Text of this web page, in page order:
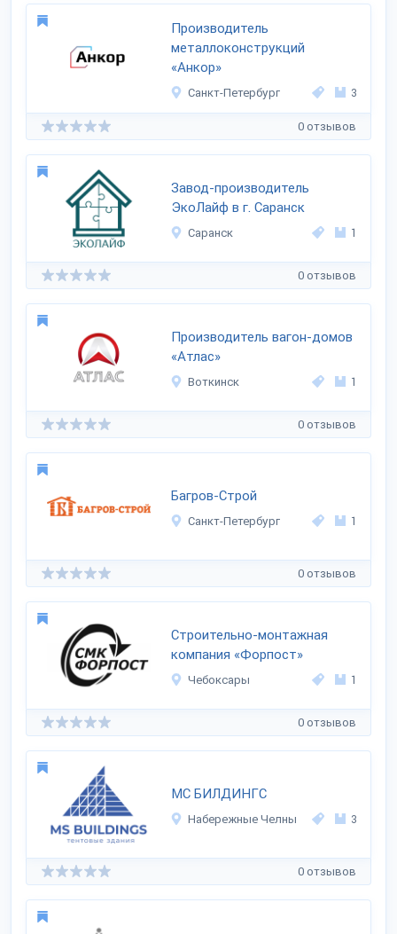
Производитель
металлоконструкций
«Анкор»
Санкт-Петербург 3
0 отзывов
Завод-производитель
ЭкоЛайф в г. Саранск
Саранск 1
0 отзывов
Производитель вагон-домов
«Атлас»
Воткинск 1
0 отзывов
Багров-Строй
Санкт-Петербург 1
0 отзывов
Строительно-монтажная
компания «Форпост»
Чебоксары 1
0 отзывов
МС БИЛДИНГС
Набережные Челны 3
0 отзывов